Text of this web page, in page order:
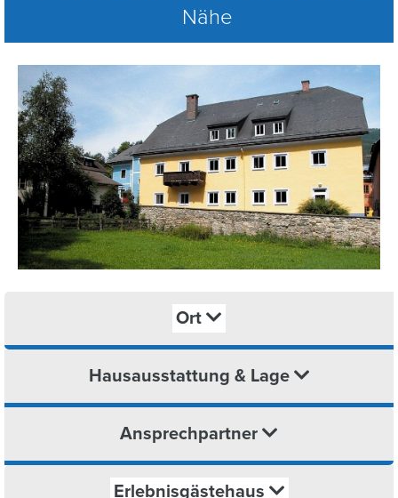
Nähe
Ort
Hausausstattung & Lage
Ansprechpartner
Erlebnisgästehaus